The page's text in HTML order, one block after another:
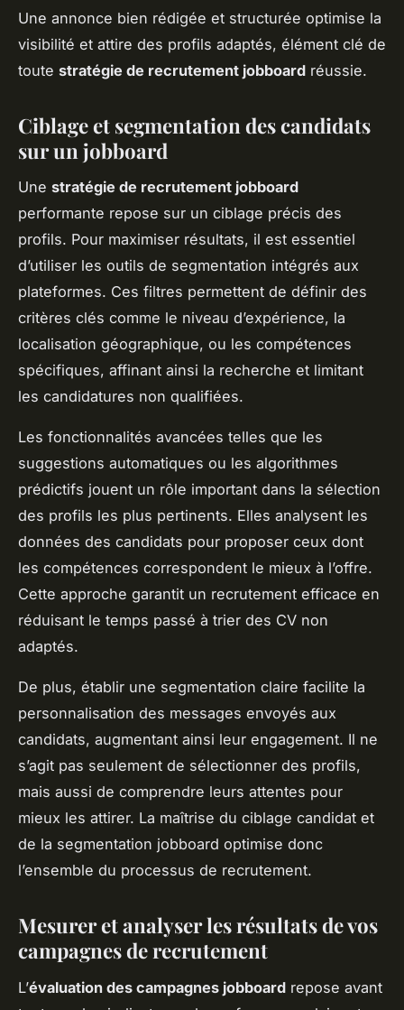
Une annonce bien rédigée et structurée optimise la
visibilité et attire des profils adaptés, élément clé de
toute stratégie de recrutement jobboard réussie.
Ciblage et segmentation des candidats
sur un jobboard
Une stratégie de recrutement jobboard
performante repose sur un ciblage précis des
profils. Pour maximiser résultats, il est essentiel
d’utiliser les outils de segmentation intégrés aux
plateformes. Ces filtres permettent de définir des
critères clés comme le niveau d’expérience, la
localisation géographique, ou les compétences
spécifiques, affinant ainsi la recherche et limitant
les candidatures non qualifiées.
Les fonctionnalités avancées telles que les
suggestions automatiques ou les algorithmes
prédictifs jouent un rôle important dans la sélection
des profils les plus pertinents. Elles analysent les
données des candidats pour proposer ceux dont
les compétences correspondent le mieux à l’offre.
Cette approche garantit un recrutement efficace en
réduisant le temps passé à trier des CV non
adaptés.
De plus, établir une segmentation claire facilite la
personnalisation des messages envoyés aux
candidats, augmentant ainsi leur engagement. Il ne
s’agit pas seulement de sélectionner des profils,
mais aussi de comprendre leurs attentes pour
mieux les attirer. La maîtrise du ciblage candidat et
de la segmentation jobboard optimise donc
l’ensemble du processus de recrutement.
Mesurer et analyser les résultats de vos
campagnes de recrutement
L’évaluation des campagnes jobboard repose avant